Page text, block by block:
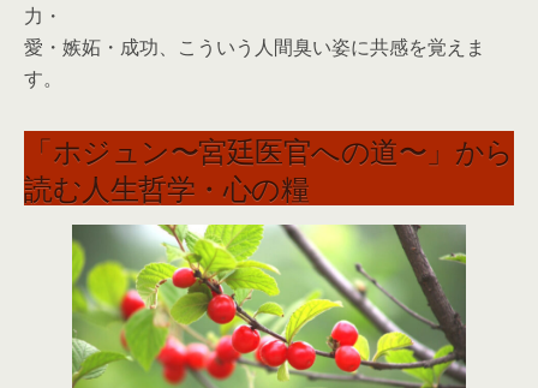
力・
愛・嫉妬・成功、こういう人間臭い姿に共感を覚えま
す。
「ホジュン〜宮廷医官への道〜」から
読む人生哲学・心の糧